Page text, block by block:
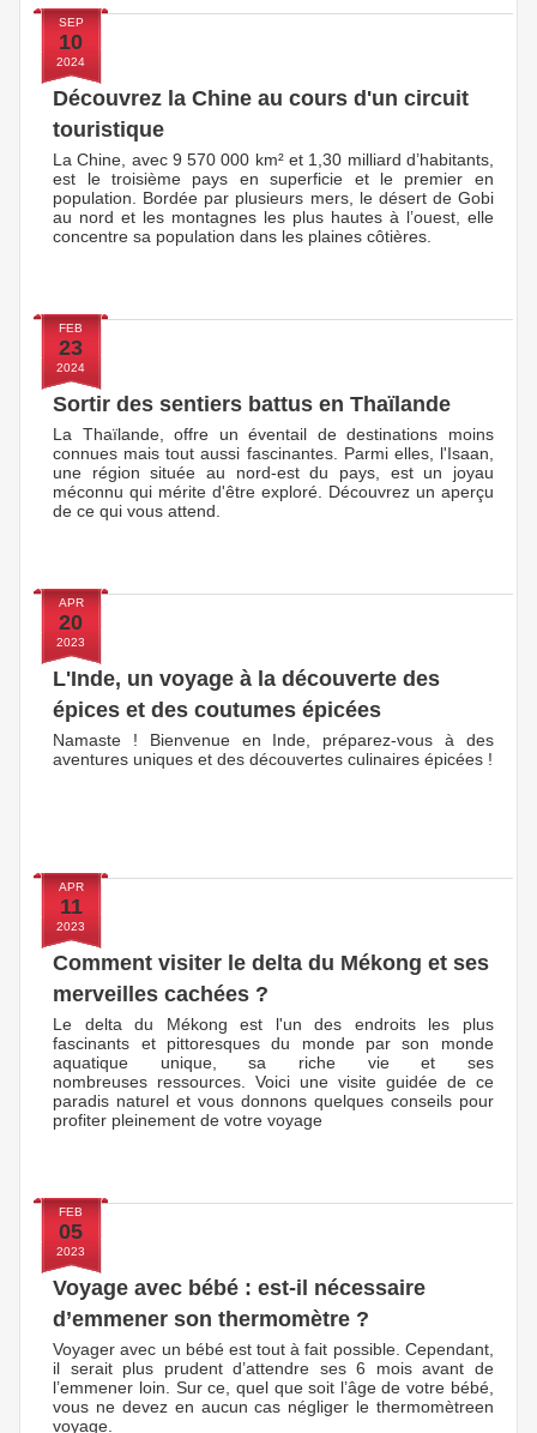
SEP
10
2024
Découvrez la Chine au cours d'un circuit
touristique
La Chine, avec 9 570 000 km² et 1,30 milliard d’habitants,
est le troisième pays en superficie et le premier en
population. Bordée par plusieurs mers, le désert de Gobi
au nord et les montagnes les plus hautes à l’ouest, elle
concentre sa population dans les plaines côtières.
FEB
23
2024
Sortir des sentiers battus en Thaïlande
La Thaïlande, offre un éventail de destinations moins
connues mais tout aussi fascinantes. Parmi elles, l'Isaan,
une région située au nord-est du pays, est un joyau
méconnu qui mérite d'être exploré. Découvrez un aperçu
de ce qui vous attend.
APR
20
2023
L'Inde, un voyage à la découverte des
épices et des coutumes épicées
Namaste ! Bienvenue en Inde, préparez-vous à des
aventures uniques et des découvertes culinaires épicées !
APR
11
2023
Comment visiter le delta du Mékong et ses
merveilles cachées ?
Le delta du Mékong est l'un des endroits les plus
fascinants et pittoresques du monde par son monde
aquatique unique, sa riche vie et ses
nombreuses ressources. Voici une visite guidée de ce
paradis naturel et vous donnons quelques conseils pour
profiter pleinement de votre voyage
FEB
05
2023
Voyage avec bébé : est-il nécessaire
d’emmener son thermomètre ?
Voyager avec un bébé est tout à fait possible. Cependant,
il serait plus prudent d’attendre ses 6 mois avant de
l’emmener loin. Sur ce, quel que soit l’âge de votre bébé,
vous ne devez en aucun cas négliger le thermomètreen
voyage.